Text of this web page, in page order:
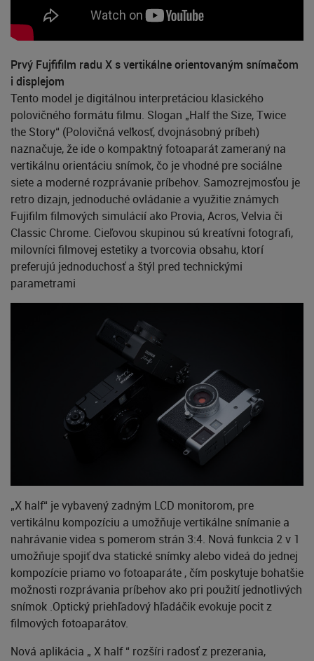
Prvý Fujfifilm radu X s vertikálne orientovaným snímačom
i displejom
Tento model je digitálnou interpretáciou klasického
polovičného formátu filmu. Slogan „Half the Size, Twice
the Story“ (Polovičná veľkosť, dvojnásobný príbeh)
naznačuje, že ide o kompaktný fotoaparát zameraný na
vertikálnu orientáciu snímok, čo je vhodné pre sociálne
siete a moderné rozprávanie príbehov. Samozrejmosťou je
retro dizajn, jednoduché ovládanie a využitie známych
Fujifilm filmových simulácií ako Provia, Acros, Velvia či
Classic Chrome. Cieľovou skupinou sú kreatívni fotografi,
milovníci filmovej estetiky a tvorcovia obsahu, ktorí
preferujú jednoduchosť a štýl pred technickými
parametrami
„X half“ je vybavený zadným LCD monitorom, pre
vertikálnu kompozíciu a umožňuje vertikálne snímanie a
nahrávanie videa s pomerom strán 3:4. Nová funkcia 2 v 1
umožňuje spojiť dva statické snímky alebo videá do jednej
kompozície priamo vo fotoaparáte , čím poskytuje bohatšie
možnosti rozprávania príbehov ako pri použití jednotlivých
snímok .Optický priehľadový hľadáčik evokuje pocit z
filmových fotoaparátov.
Nová aplikácia „ X half “ rozšíri radosť z prezerania,